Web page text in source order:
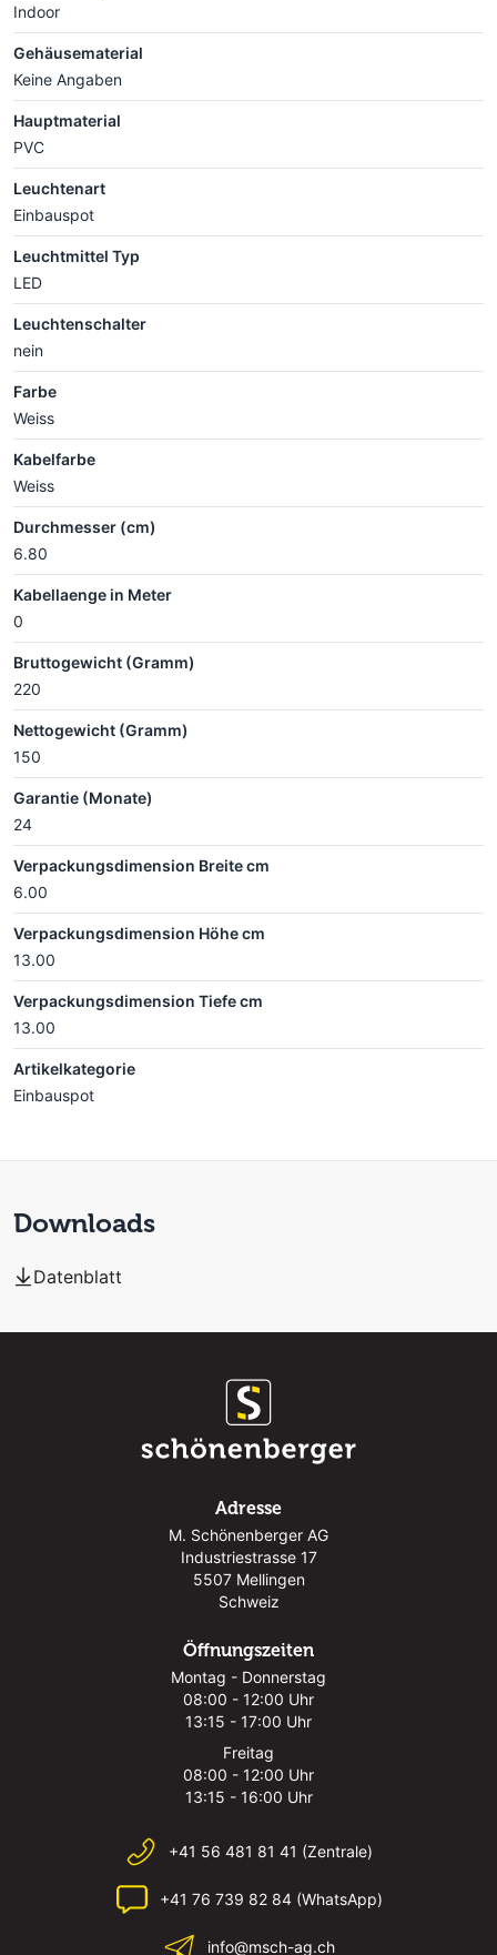
Indoor
Gehäusematerial
Keine Angaben
Hauptmaterial
PVC
Leuchtenart
Einbauspot
Leuchtmittel Typ
LED
Leuchtenschalter
nein
Farbe
Weiss
Kabelfarbe
Weiss
Durchmesser (cm)
6.80
Kabellaenge in Meter
0
Bruttogewicht (Gramm)
220
Nettogewicht (Gramm)
150
Garantie (Monate)
24
Verpackungsdimension Breite cm
6.00
Verpackungsdimension Höhe cm
13.00
Verpackungsdimension Tiefe cm
13.00
Artikelkategorie
Einbauspot
Downloads
Datenblatt
Adresse
M. Schönenberger AG
Industriestrasse 17
5507 Mellingen
Schweiz
Öffnungszeiten
Montag - Donnerstag
08:00 - 12:00 Uhr
13:15 - 17:00 Uhr
Freitag
08:00 - 12:00 Uhr
13:15 - 16:00 Uhr
+41 56 481 81 41 (Zentrale)
+41 76 739 82 84 (WhatsApp)
info@msch-ag.ch